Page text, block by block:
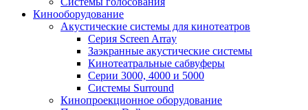
Кинооборудование
Акустические системы для кинотеатров
Cерия Screen Array
Заэкранные акустические системы
Кинотеатральные сабвуферы
Серии 3000, 4000 и 5000
Системы Surround
Кинопроекционное оборудование